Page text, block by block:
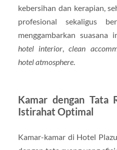
kebersihan dan kerapian,
profesional sekaligus
menggambarkan
hotel interior,clean
hotel atmosphere.
Kamar dengan Tata
Istirahat Optimal
Kamar-kamar di Hotel